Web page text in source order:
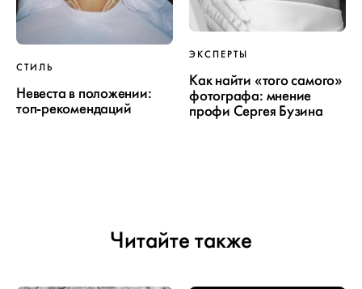
СТИЛЬ
Невеста в положении:
топ-рекомендаций
ЭКСПЕРТЫ
Как найти «того самого»
фотографа: мнение
профи Сергея Бузина
Читайте также